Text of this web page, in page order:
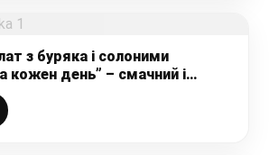
з буряка і солоними
кожен день” – смачний і
який повинен бути у
господиньки